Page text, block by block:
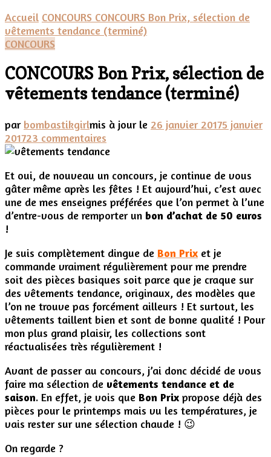
Accueil CONCOURS CONCOURS Bon Prix, sélection de
vêtements tendance (terminé)
CONCOURS
CONCOURS Bon Prix, sélection de
vêtements tendance (terminé)
par bombastikgirlmis à jour le 26 janvier 20175 janvier
201723 commentaires
CONCOURS
Prix,
sélection
de
vêtements
Et oui, de nouveau un concours, je continue de vous
gâter même après les fêtes ! Et aujourd’hui, c’est avec
une de mes enseignes préférées que l’on permet à l’une
d’entre-vous de remporter un bon d’achat de 50 euros
!
Je suis complètement dingue de Bon Prix et je
commande vraiment régulièrement pour me prendre
soit des pièces basiques soit parce que je craque sur
des vêtements tendance, originaux, des modèles que
l’on ne trouve pas forcément ailleurs ! Et surtout, les
vêtements taillent bien et sont de bonne qualité ! Pour
mon plus grand plaisir, les collections sont
réactualisées très régulièrement !
Avant de passer au concours, j’ai donc décidé de vous
faire ma sélection de vêtements tendance et de
saison. En effet, je vois que Bon Prix propose déjà des
pièces pour le printemps mais vu les températures, je
vais rester sur une sélection chaude ! 😉
On regarde ?